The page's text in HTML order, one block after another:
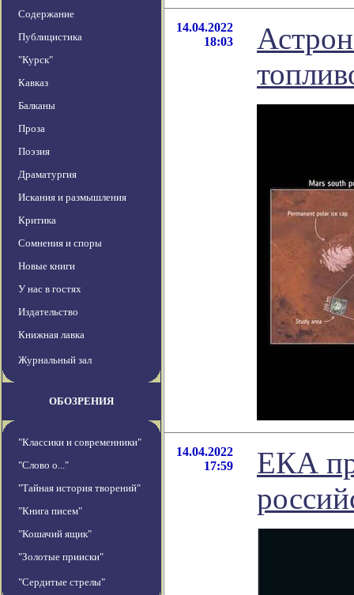
Содержание
Публицистика
"Курск"
Кавказ
Балканы
Проза
Поэзия
Драматургия
Искания и размышления
Критика
Сомнения и споры
Новые книги
У нас в гостях
Издательство
Книжная лавка
Журнальный зал
ОБОЗРЕНИЯ
"Классики и современники"
"Слово о..."
"Тайная история творений"
"Книга писем"
"Кошачий ящик"
"Золотые прииски"
"Сердитые стрелы"
14.04.2022
18:03
14.04.2022
17:59
ЕКА